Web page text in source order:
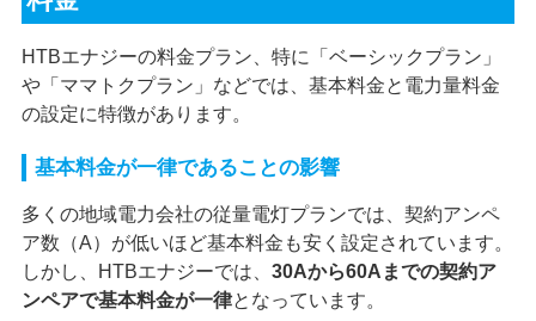
HTBエナジーの料金プラン、特に「ベーシックプラン」
や「ママトクプラン」などでは、基本料金と電力量料金
の設定に特徴があります。
基本料金が一律であることの影響
多くの地域電力会社の従量電灯プランでは、契約アンペ
ア数（A）が低いほど基本料金も安く設定されています。
しかし、HTBエナジーでは、 30Aから60Aまでの契約ア
ンペアで基本料金が一律となっています。